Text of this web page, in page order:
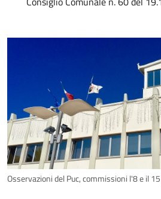
Osservazioni del Puc, commissioni l'8 e il